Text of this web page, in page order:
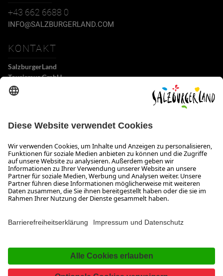
+43 662 6688 0
INFO@SALZBURGERLAND.COM
KONTAKT
SalzburgerLand
Tourismus GmbH
Wiener Bundesstraße 23
info@salzburgerland.com
ÖFFNUNGSZEITEN
Wir freuen uns auf Ihre Anfrage!
Gerne stehen wir Ihnen von Montag bis Donnerstag von 08:00 bis 17:30 Uhr
und am Freitag von 08:00 bis 17:00 Uhr zur Verfügung.